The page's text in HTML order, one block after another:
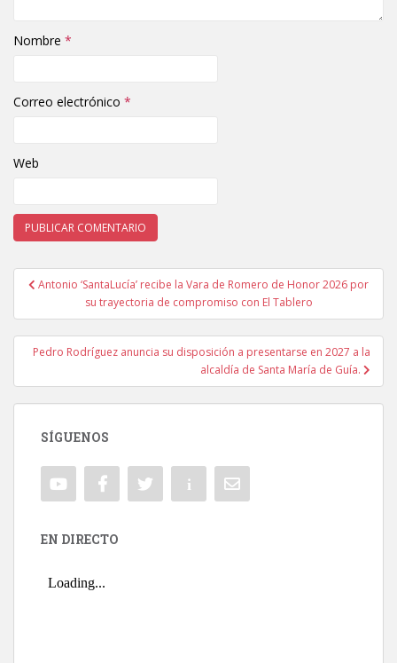
Nombre *
Correo electrónico *
Web
Navegación de entradas
Antonio ‘SantaLucía’ recibe la Vara de Romero de Honor 2026 por
su trayectoria de compromiso con El Tablero
Pedro Rodríguez anuncia su disposición a presentarse en 2027 a la
alcaldía de Santa María de Guía.
SÍGUENOS
EN DIRECTO